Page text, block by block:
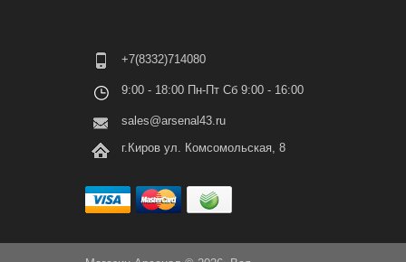
+7(8332)714080
9:00 - 18:00 Пн-Пт Сб 9:00 - 16:00
sales@arsenal43.ru
г.Киров ул. Комсомольская, 8